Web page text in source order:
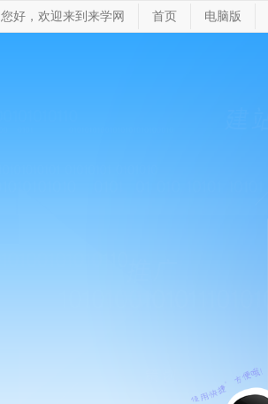
您好，欢迎来到来学网 首页 电脑版